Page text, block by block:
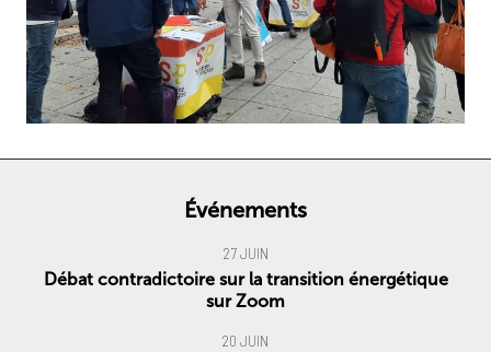
Événements
27 JUIN
Débat contradictoire sur la transition énergétique
sur Zoom
20 JUIN